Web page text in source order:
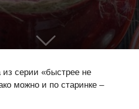
из серии «быстрее не
можно и по старинке –